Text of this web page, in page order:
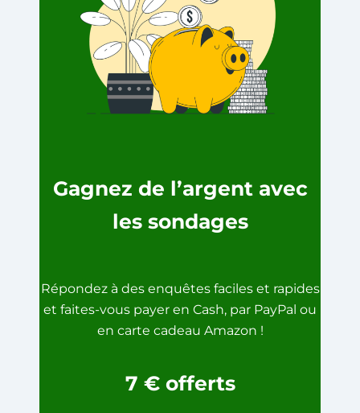
Gagnez de l’argent avec
les sondages
Répondez à des enquêtes faciles et rapides
et faites-vous payer en Cash, par PayPal ou
en carte cadeau Amazon !
7 € offerts